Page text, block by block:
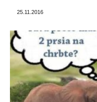
25.11.2016